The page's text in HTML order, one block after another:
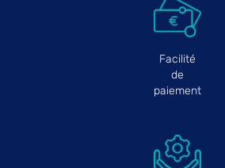
Facilité
de
paiement